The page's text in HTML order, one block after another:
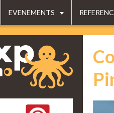
EVENEMENTS